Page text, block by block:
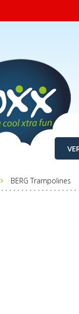
BERG Trampolines